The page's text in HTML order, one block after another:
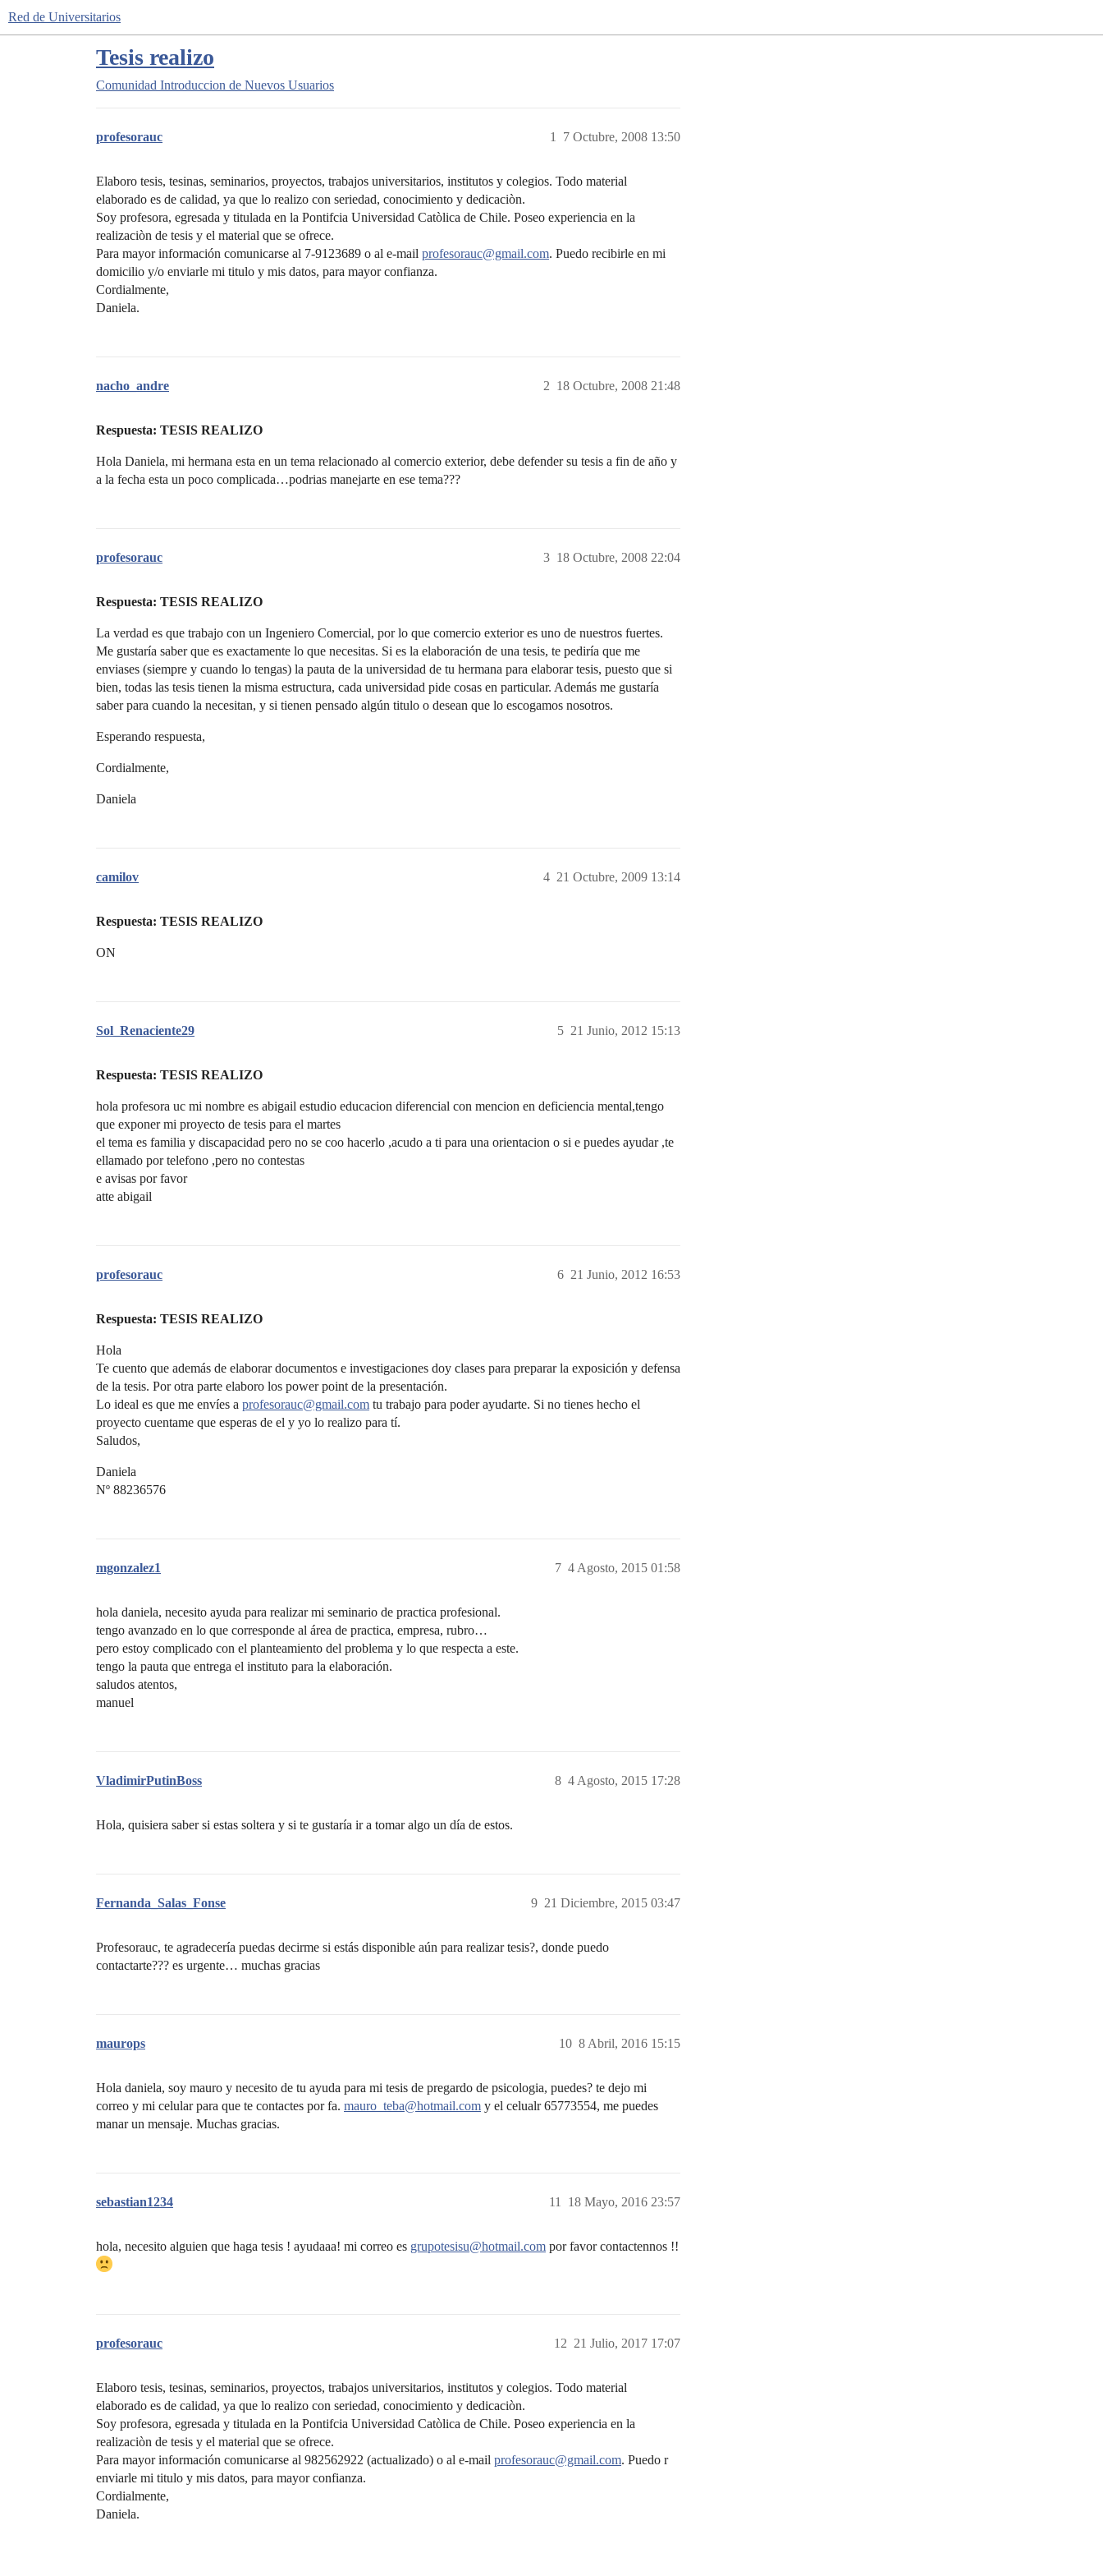
Red de Universitarios
Tesis realizo
Comunidad Introduccion de Nuevos Usuarios
profesorauc 7 Octubre, 2008 13:50
1
Elaboro tesis, tesinas, seminarios, proyectos, trabajos universitarios, institutos y colegios. Todo material
elaborado es de calidad, ya que lo realizo con seriedad, conocimiento y dedicaciòn.
Soy profesora, egresada y titulada en la Pontifcia Universidad Catòlica de Chile. Poseo experiencia en la
realizaciòn de tesis y el material que se ofrece.
Para mayor información comunicarse al 7-9123689 o al e-mail profesorauc@gmail.com. Puedo recibirle en mi
domicilio y/o enviarle mi titulo y mis datos, para mayor confianza.
Cordialmente,
Daniela.
nacho_andre 18 Octubre, 2008 21:48
2
Respuesta: TESIS REALIZO
Hola Daniela, mi hermana esta en un tema relacionado al comercio exterior, debe defender su tesis a fin de año y
a la fecha esta un poco complicada…podrias manejarte en ese tema???
profesorauc 18 Octubre, 2008 22:04
3
Respuesta: TESIS REALIZO
La verdad es que trabajo con un Ingeniero Comercial, por lo que comercio exterior es uno de nuestros fuertes.
Me gustaría saber que es exactamente lo que necesitas. Si es la elaboración de una tesis, te pediría que me
enviases (siempre y cuando lo tengas) la pauta de la universidad de tu hermana para elaborar tesis, puesto que si
bien, todas las tesis tienen la misma estructura, cada universidad pide cosas en particular. Además me gustaría
saber para cuando la necesitan, y si tienen pensado algún titulo o desean que lo escogamos nosotros.
Esperando respuesta,
Cordialmente,
Daniela
camilov 21 Octubre, 2009 13:14
4
Respuesta: TESIS REALIZO
ON
Sol_Renaciente29 21 Junio, 2012 15:13
5
Respuesta: TESIS REALIZO
hola profesora uc mi nombre es abigail estudio educacion diferencial con mencion en deficiencia mental,tengo
que exponer mi proyecto de tesis para el martes
el tema es familia y discapacidad pero no se coo hacerlo ,acudo a ti para una orientacion o si e puedes ayudar ,te
ellamado por telefono ,pero no contestas
e avisas por favor
atte abigail
profesorauc 21 Junio, 2012 16:53
6
Respuesta: TESIS REALIZO
Hola
Te cuento que además de elaborar documentos e investigaciones doy clases para preparar la exposición y defensa
de la tesis. Por otra parte elaboro los power point de la presentación.
Lo ideal es que me envíes a profesorauc@gmail.com tu trabajo para poder ayudarte. Si no tienes hecho el
proyecto cuentame que esperas de el y yo lo realizo para tí.
Saludos,
Daniela
Nº 88236576
mgonzalez1 4 Agosto, 2015 01:58
7
hola daniela, necesito ayuda para realizar mi seminario de practica profesional.
tengo avanzado en lo que corresponde al área de practica, empresa, rubro…
pero estoy complicado con el planteamiento del problema y lo que respecta a este.
tengo la pauta que entrega el instituto para la elaboración.
saludos atentos,
manuel
VladimirPutinBoss 4 Agosto, 2015 17:28
8
Hola, quisiera saber si estas soltera y si te gustaría ir a tomar algo un día de estos.
Fernanda_Salas_Fonse 21 Diciembre, 2015 03:47
9
Profesorauc, te agradecería puedas decirme si estás disponible aún para realizar tesis?, donde puedo
contactarte??? es urgente… muchas gracias
maurops 8 Abril, 2016 15:15
10
Hola daniela, soy mauro y necesito de tu ayuda para mi tesis de pregardo de psicologia, puedes? te dejo mi
correo y mi celular para que te contactes por fa. mauro_teba@hotmail.com y el celualr 65773554, me puedes
manar un mensaje. Muchas gracias.
sebastian1234 18 Mayo, 2016 23:57
11
hola, necesito alguien que haga tesis ! ayudaaa! mi correo es grupotesisu@hotmail.com por favor contactennos !!
profesorauc 21 Julio, 2017 17:07
12
Elaboro tesis, tesinas, seminarios, proyectos, trabajos universitarios, institutos y colegios. Todo material
elaborado es de calidad, ya que lo realizo con seriedad, conocimiento y dedicaciòn.
Soy profesora, egresada y titulada en la Pontifcia Universidad Catòlica de Chile. Poseo experiencia en la
realizaciòn de tesis y el material que se ofrece.
Para mayor información comunicarse al 982562922 (actualizado) o al e-mail profesorauc@gmail.com. Puedo r
enviarle mi titulo y mis datos, para mayor confianza.
Cordialmente,
Daniela.